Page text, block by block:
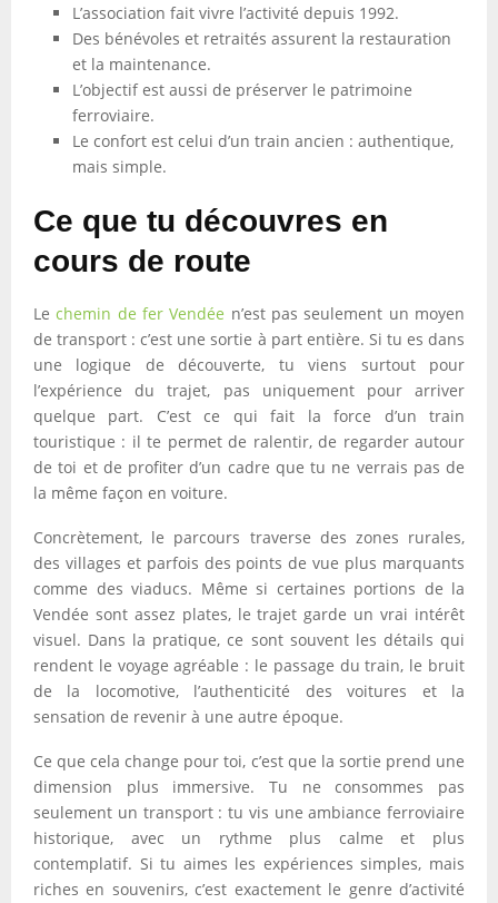
L’association fait vivre l’activité depuis 1992.
Des bénévoles et retraités assurent la restauration
et la maintenance.
L’objectif est aussi de préserver le patrimoine
ferroviaire.
Le confort est celui d’un train ancien : authentique,
mais simple.
Ce que tu découvres en
cours de route
Lechemin de fer Vendée n’est pas seulement un moyen
de transport : c’est une sortie à part entière. Si tu es dans
une logique de découverte, tu viens surtout pour
l’expérience du trajet, pas uniquement pour arriver
quelque part. C’est ce qui fait la force d’un train
touristique : il te permet de ralentir, de regarder autour
de toi et de profiter d’un cadre que tu ne verrais pas de
la même façon en voiture.
Concrètement, le parcours traverse des zones rurales,
des villages et parfois des points de vue plus marquants
comme des viaducs. Même si certaines portions de la
Vendée sont assez plates, le trajet garde un vrai intérêt
visuel. Dans la pratique, ce sont souvent les détails qui
rendent le voyage agréable : le passage du train, le bruit
de la locomotive, l’authenticité des voitures et la
sensation de revenir à une autre époque.
Ce que cela change pour toi, c’est que la sortie prend une
dimension plus immersive. Tu ne consommes pas
seulement un transport : tu vis une ambiance ferroviaire
historique, avec un rythme plus calme et plus
contemplatif. Si tu aimes les expériences simples, mais
riches en souvenirs, c’est exactement le genre d’activité